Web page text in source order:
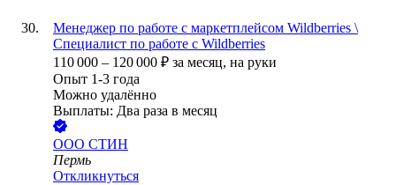
Менеджер по работе с маркетплейсом Wildberries \
Специалист по работе с Wildberries
110 000 – 120 000 ₽ за месяц, на руки
Опыт 1-3 года
Можно удалённо
Выплаты: Два раза в месяц
ООО СТИН
Пермь
Откликнуться